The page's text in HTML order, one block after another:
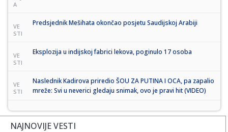
A
VE
STI
Predsjednik Mešihata okončao posjetu Saudijskoj Arabiji
VE
STI
Eksplozija u indijskoj fabrici lekova, poginulo 17 osoba
VE
STI
Naslednik Kadirova priredio ŠOU ZA PUTINA I OCA, pa zapalio
mreže: Svi u neverici gledaju snimak, ovo je pravi hit (VIDEO)
NAJNOVIJE VESTI